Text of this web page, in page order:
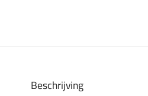
Beschrijving